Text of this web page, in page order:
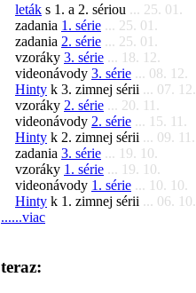
leták s 1. a 2. sériou ... 25. 01.
zadania 1. série ... 25. 01.
zadania 2. série ... 25. 01.
vzoráky 3. série ... 18. 12.
videonávody 3. série ... 08. 12.
Hinty k 3. zimnej sérii ... 07. 12.
vzoráky 2. série ... 20. 11.
videonávody 2. série ... 15. 11.
Hinty k 2. zimnej sérii ... 09. 11.
zadania 3. série ... 19. 10.
vzoráky 1. série ... 19. 10.
videonávody 1. série ... 10. 10.
Hinty k 1. zimnej sérii ... 06. 10.
......viac
teraz: